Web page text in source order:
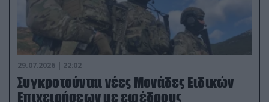
29.07.2026 | 22:02
Συγκροτούνται νέες Μονάδες Ειδικών
Επιχειρήσεων με εφέδρους